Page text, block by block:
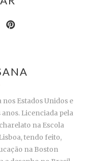
Estados Unidos e
Licenciada pela
na Escola
tendo feito,
na Boston